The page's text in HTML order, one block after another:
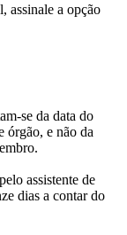
assinale a opção
se da data do
órgão, e não da
assistente de
dias a contar do